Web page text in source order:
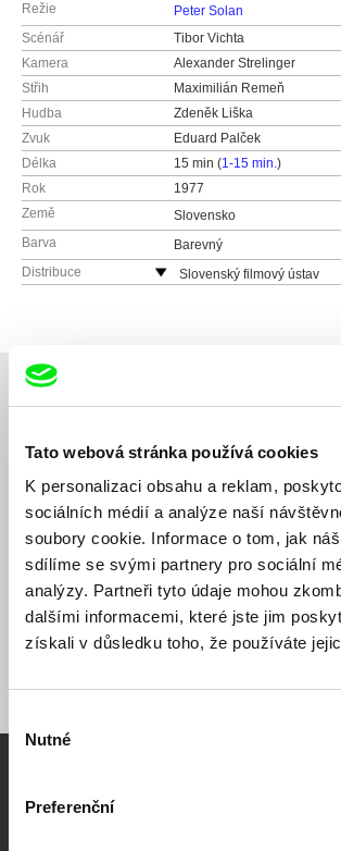
Tato webová stránka používá cookies
K personalizaci obsahu a reklam,
sociálních médií a analýze naší
soubory cookie. Informace o tom, jak
sdílíme se svými partnery pro sociální
analýzy. Partneři tyto údaje mohou
dalšími informacemi, které jste jim
získali v důsledku toho, že používáte
souhlasu
Nutné
Preferenční
Režie
Peter Solan
Scénář
Tibor Vichta
Kamera
Alexander Strelinger
Střih
Maximilián Remeň
Hudba
Zdeněk Liška
Zvuk
Eduard Palček
Délka
15 min (1-15 min.)
Rok
1977
Země
Slovensko
Barva
Barevný
Distribuce
Slovenský filmový ústav
Související filmy (20)
Štefan Uher
Organ
Peter Solan
Nemecká